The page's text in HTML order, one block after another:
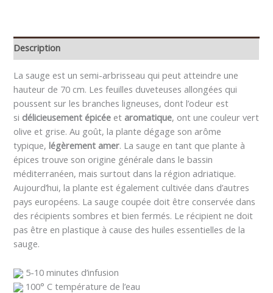
Description
La sauge est un semi-arbrisseau qui peut atteindre une
hauteur de 70 cm. Les feuilles duveteuses allongées qui
poussent sur les branches ligneuses, dont l’odeur est
si délicieusement épicée et aromatique, ont une couleur vert
olive et grise. Au goût, la plante dégage son arôme
typique,légèrement amer. La sauge en tant que plante à
épices trouve son origine générale dans le bassin
méditerranéen, mais surtout dans la région adriatique.
Aujourd’hui, la plante est également cultivée dans d’autres
pays européens. La sauge coupée doit être conservée dans
des récipients sombres et bien fermés. Le récipient ne doit
pas être en plastique à cause des huiles essentielles de la
sauge.
5-10 minutes d’infusion
100° C température de l’eau